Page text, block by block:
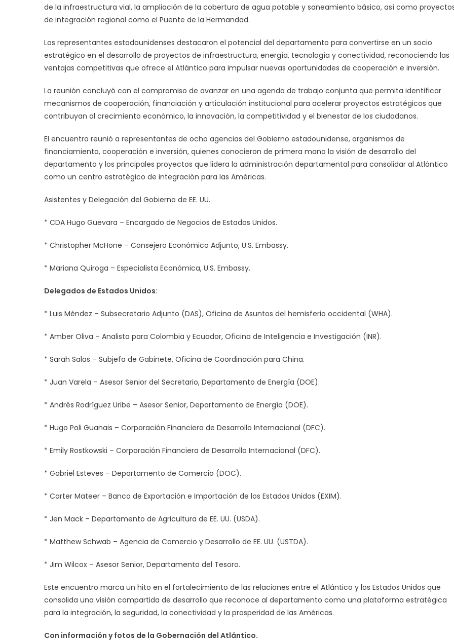
de la infraestructura vial, la ampliación de la cobertura de agua potable y saneamiento básico, así como
de integración regional como el Puente de la Hermandad.
Los representantes estadounidenses destacaron el potencial del departamento para convertirse en un socio
estratégico en el desarrollo de proyectos de infraestructura, energía, tecnología y conectividad, reconociendo las
ventajas competitivas que ofrece el Atlántico para impulsar nuevas oportunidades de cooperación e inversión.
La reunión concluyó con el compromiso de avanzar en una agenda de trabajo conjunta que permita identificar
mecanismos de cooperación, financiación y articulación institucional para acelerar proyectos estratégicos que
contribuyan al crecimiento económico, la innovación, la competitividad y el bienestar de los ciudadanos.
El encuentro reunió a representantes de ocho agencias del Gobierno estadounidense, organismos de
financiamiento, cooperación e inversión, quienes conocieron de primera mano la visión de desarrollo del
departamento y los principales proyectos que lidera la administración departamental para consolidar al Atlántico
como un centro estratégico de integración para las Américas.
Asistentes y Delegación del Gobierno de EE. UU.
* CDA Hugo Guevara – Encargado de Negocios de Estados Unidos.
* Christopher McHone – Consejero Económico Adjunto, U.S. Embassy.
* Mariana Quiroga – Especialista Económica, U.S. Embassy.
Delegados de Estados Unidos:
* Luis Méndez – Subsecretario Adjunto (DAS), Oficina de Asuntos del hemisferio occidental (WHA).
* Amber Oliva – Analista para Colombia y Ecuador, Oficina de Inteligencia e Investigación (INR).
* Sarah Salas – Subjefa de Gabinete, Oficina de Coordinación para China.
* Juan Varela – Asesor Senior del Secretario, Departamento de Energía (DOE).
* Andrés Rodríguez Uribe – Asesor Senior, Departamento de Energía (DOE).
* Hugo Poli Guanais – Corporación Financiera de Desarrollo Internacional (DFC).
* Emily Rostkowski – Corporación Financiera de Desarrollo Internacional (DFC).
* Gabriel Esteves – Departamento de Comercio (DOC).
* Carter Mateer – Banco de Exportación e Importación de los Estados Unidos (EXIM).
* Jen Mack – Departamento de Agricultura de EE. UU. (USDA).
* Matthew Schwab – Agencia de Comercio y Desarrollo de EE. UU. (USTDA).
* Jim Wilcox – Asesor Senior, Departamento del Tesoro.
Este encuentro marca un hito en el fortalecimiento de las relaciones entre el Atlántico y los Estados Unidos que
consolida una visión compartida de desarrollo que reconoce al departamento como una plataforma estratégica
para la integración, la seguridad, la conectividad y la prosperidad de las Américas.
Con información y fotos de la Gobernación del Atlántico.